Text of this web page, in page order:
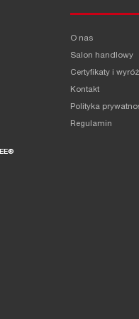
O nas
Salon handlowy
Certyfikaty i
Kontakt
Polityka
Regulamin